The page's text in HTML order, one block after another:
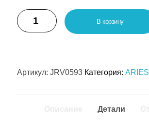
В корзину
Артикул: JRV0593 Категория: ARIES
Детали